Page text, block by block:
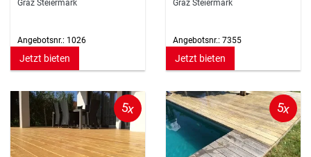
Graz Steiermark
Angebotsnr.: 1026
Jetzt bieten
Graz Steiermark
Angebotsnr.: 7355
Jetzt bieten
5x 5x